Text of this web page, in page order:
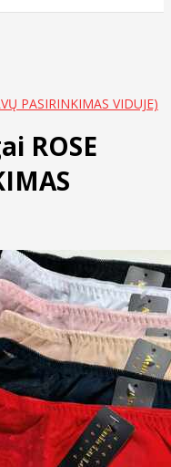
PASIRINKIMAS VIDUJE)
ROSE